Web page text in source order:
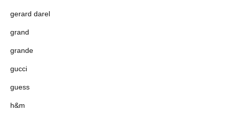
gerard darel
grand
grande
gucci
guess
h&m